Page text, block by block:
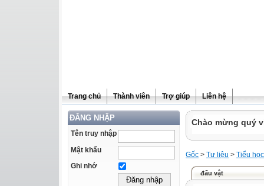
Trang chủ Thành viên Trợ giúp Liên hệ
ĐĂNG NHẬP
Tên truy nhập
Mật khẩu
Ghi nhớ
Chào mừng quý
Gốc > Tư liệu > Tiểu học
đấu vật